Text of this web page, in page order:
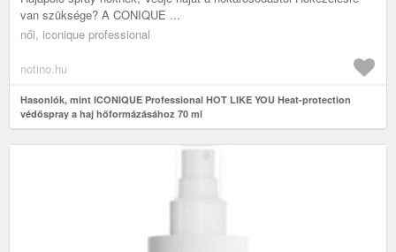
van szüksége? A CONIQUE ...
női, iconique professional
notino.hu
Hasonlók, mint ICONIQUE Professional HOT LIKE YOU Heat-protection
védőspray a haj hőformázásához 70 ml